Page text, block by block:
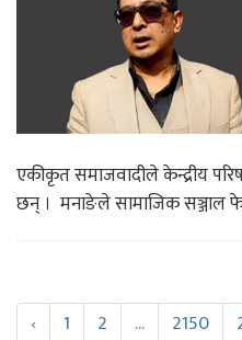
एकीकृत समाजवादीले केन्द्रीय
छन् । मनाङेले सामाजिक सञ्जाल
‹ 1 2 ... 2150